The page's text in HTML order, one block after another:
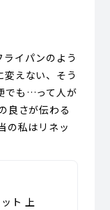
イパンのよう
変えない、そう
でも…って人が
良さが伝わる
の私はリネッ
ト 上